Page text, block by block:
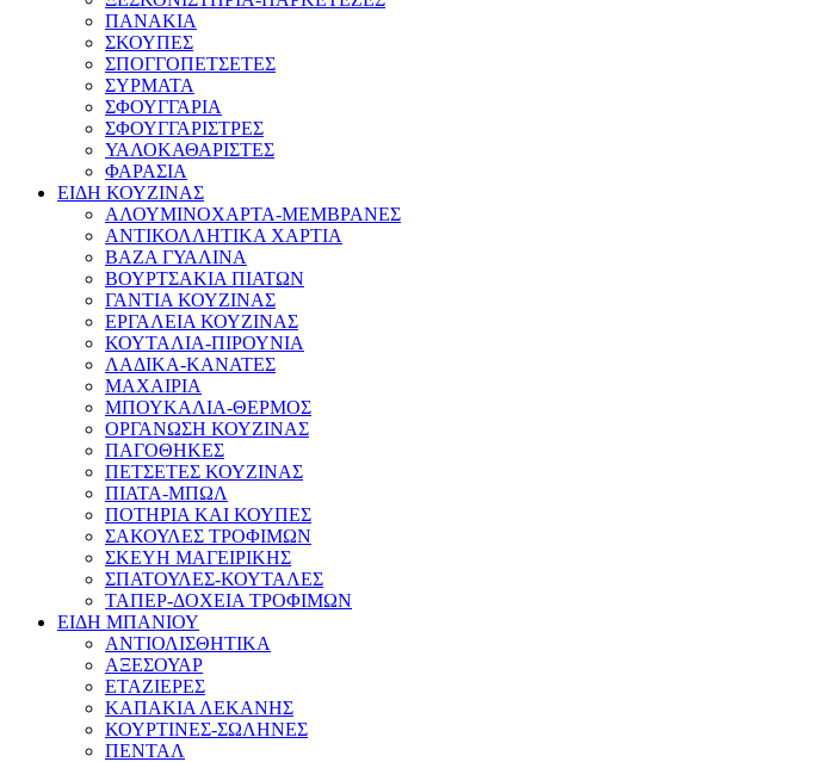
ΠΑΝΑΚΙΑ
ΣΚΟΥΠΕΣ
ΣΠΟΓΓΟΠΕΤΣΕΤΕΣ
ΣΥΡΜΑΤΑ
ΣΦΟΥΓΓΑΡΙΑ
ΣΦΟΥΓΓΑΡΙΣΤΡΕΣ
ΥΑΛΟΚΑΘΑΡΙΣΤΕΣ
ΦΑΡΑΣΙΑ
ΕΙΔΗ ΚΟΥΖΙΝΑΣ
ΑΛΟΥΜΙΝΟΧΑΡΤΑ-ΜΕΜΒΡΑΝΕΣ
ΑΝΤΙΚΟΛΛΗΤΙΚΑ ΧΑΡΤΙΑ
ΒΑΖΑ ΓΥΑΛΙΝΑ
ΒΟΥΡΤΣΑΚΙΑ ΠΙΑΤΩΝ
ΓΑΝΤΙΑ ΚΟΥΖΙΝΑΣ
ΕΡΓΑΛΕΙΑ ΚΟΥΖΙΝΑΣ
ΚΟΥΤΑΛΙΑ-ΠΙΡΟΥΝΙΑ
ΛΑΔΙΚΑ-ΚΑΝΑΤΕΣ
ΜΑΧΑΙΡΙΑ
ΜΠΟΥΚΑΛΙΑ-ΘΕΡΜΟΣ
ΟΡΓΑΝΩΣΗ ΚΟΥΖΙΝΑΣ
ΠΑΓΟΘΗΚΕΣ
ΠΕΤΣΕΤΕΣ ΚΟΥΖΙΝΑΣ
ΠΙΑΤΑ-ΜΠΩΛ
ΠΟΤΗΡΙΑ ΚΑΙ ΚΟΥΠΕΣ
ΣΑΚΟΥΛΕΣ ΤΡΟΦΙΜΩΝ
ΣΚΕΥΗ ΜΑΓΕΙΡΙΚΗΣ
ΣΠΑΤΟΥΛΕΣ-ΚΟΥΤΑΛΕΣ
ΤΑΠΕΡ-ΔΟΧΕΙΑ ΤΡΟΦΙΜΩΝ
ΕΙΔΗ ΜΠΑΝΙΟΥ
ΑΝΤΙΟΛΙΣΘΗΤΙΚΑ
ΑΞΕΣΟΥΑΡ
ΕΤΑΖΙΕΡΕΣ
ΚΑΠΑΚΙΑ ΛΕΚΑΝΗΣ
ΚΟΥΡΤΙΝΕΣ-ΣΩΛΗΝΕΣ
ΠΕΝΤΑΛ